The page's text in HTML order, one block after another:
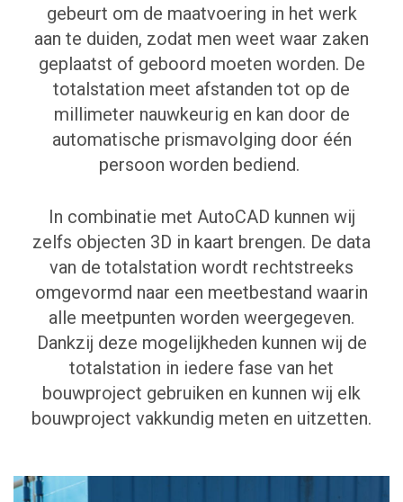
gebeurt om de maatvoering in het werk
aan te duiden, zodat men weet waar zaken
geplaatst of geboord moeten worden. De
totalstation meet afstanden tot op de
millimeter nauwkeurig en kan door de
automatische prismavolging door één
persoon worden bediend.
In combinatie met AutoCAD kunnen wij
zelfs objecten 3D in kaart brengen. De data
van de totalstation wordt rechtstreeks
omgevormd naar een meetbestand waarin
alle meetpunten worden weergegeven.
Dankzij deze mogelijkheden kunnen wij de
totalstation in iedere fase van het
bouwproject gebruiken en kunnen wij elk
bouwproject vakkundig meten en uitzetten.